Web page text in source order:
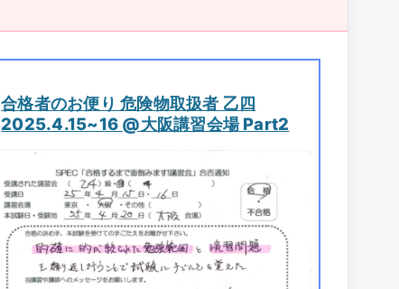
合格者のお便り 危険物取扱者 乙四
2025.4.15~16 @大阪講習会場 Part2